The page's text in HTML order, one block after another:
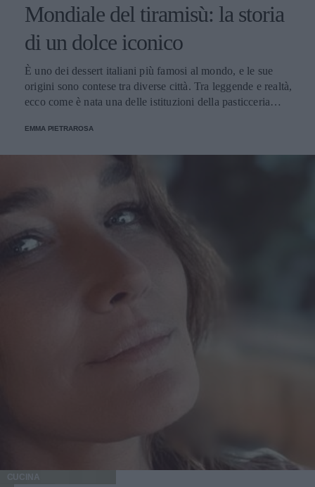
Mondiale del tiramisù: la storia
di un dolce iconico
È uno dei dessert italiani più famosi al mondo, e le sue
origini sono contese tra diverse città. Tra leggende e realtà,
ecco come è nata una delle istituzioni della pasticceria
EMMA PIETRAROSA
CUCINA